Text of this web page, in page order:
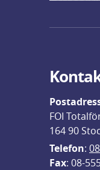
FOI
164 90
Telefon:
Fax: 08-